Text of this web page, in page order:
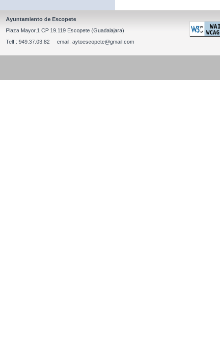
Ayuntamiento de Escopete
Plaza Mayor,1 CP 19.119 Escopete (Guadalajara)
Telf : 949.37.03.82 email: aytoescopete@gmail.com